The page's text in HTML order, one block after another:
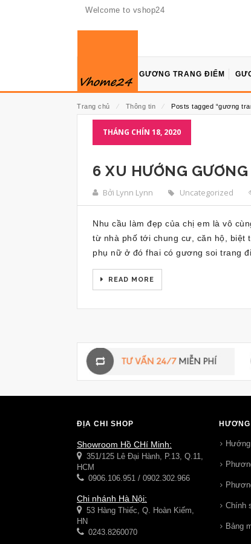
Welcome to vshop24
GƯƠNG TRANG ĐIỂM
Trang chủ ⁄ Thông tin ⁄ Posts tagged “gương
THÁNG CHÍN 18, 2020
6 XU HƯỚNG
Bởi Lynn Lynn Uncategorized
Nhu cầu làm đẹp của chị em là vô
từ nhà phố tới chung cư, căn hộ, biệt
phụ nữ ở đó fhai có gương soi trang
READ MORE
ĐỊA CHỈ SHOP
Showroom Hồ CHí Minh:
351/125 Lê Đại Hành, P.13, Q.11,
HCM
0906.106.951 / 0902.302.966
Chi nhánh Hà Nội:
53 Hàng Thiếc, Q. Hoàn Kiếm,
HN
0243.8260070
Chính
Bảng